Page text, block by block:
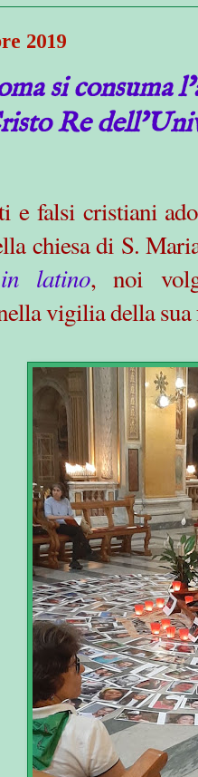
2019
si consuma
Re
e falsi cristiani
chiesa di S.
latino, noi
vigilia della